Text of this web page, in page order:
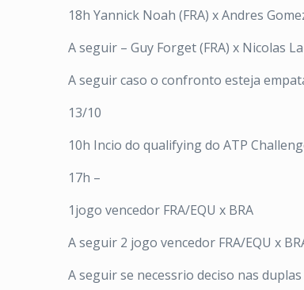
18h Yannick Noah (FRA) x Andres
A seguir – Guy Forget (FRA) x Nicolas
A seguir caso o confronto esteja
13/10
10h Incio do qualifying do ATP
17h –
1jogo vencedor FRA/EQU x BRA
A seguir 2 jogo vencedor FRA/EQU x
A seguir se necessrio deciso nas duplas